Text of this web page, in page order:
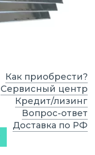
Как приобрести?
Сервисный центр
Кредит/лизинг
Вопрос-ответ
Доставка по РФ